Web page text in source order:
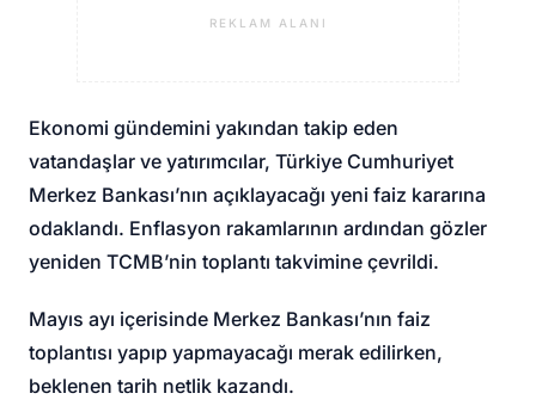
REKLAM ALANI
Ekonomi gündemini yakından takip eden
vatandaşlar ve yatırımcılar, Türkiye Cumhuriyet
Merkez Bankası’nın açıklayacağı yeni faiz kararına
odaklandı. Enflasyon rakamlarının ardından gözler
yeniden TCMB’nin toplantı takvimine çevrildi.
Mayıs ayı içerisinde Merkez Bankası’nın faiz
toplantısı yapıp yapmayacağı merak edilirken,
beklenen tarih netlik kazandı.